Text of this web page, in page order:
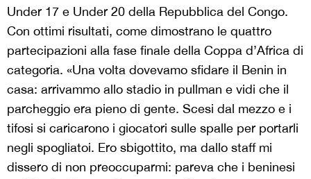
Under 17 e Under 20 della Repubblica del Congo.
Con ottimi risultati, come dimostrano le quattro
partecipazioni alla fase finale della Coppa d’Africa di
categoria. «Una volta dovevamo sfidare il Benin in
casa: arrivammo allo stadio in pullman e vidi che il
parcheggio era pieno di gente. Scesi dal mezzo e i
tifosi si caricarono i giocatori sulle spalle per portarli
negli spogliatoi. Ero sbigottito, ma dallo staff mi
dissero di non preoccuparmi: pareva che i beninesi